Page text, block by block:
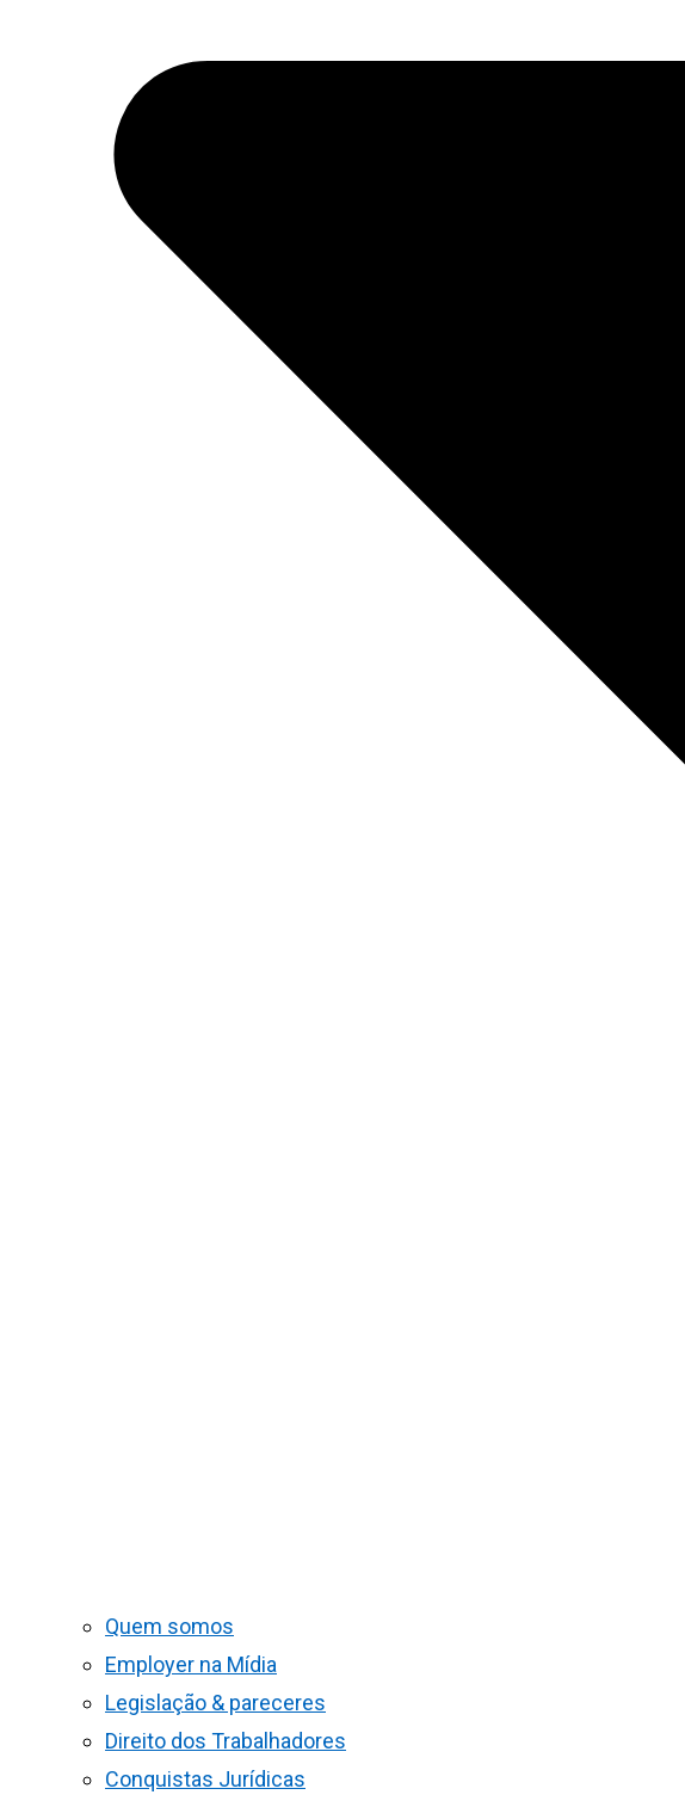
Quem somos
Employer na Mídia
Legislação & pareceres
Direito dos Trabalhadores
Conquistas Jurídicas